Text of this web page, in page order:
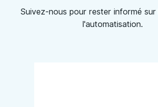
Suivez-nous pour rester informé
l'automatisation.